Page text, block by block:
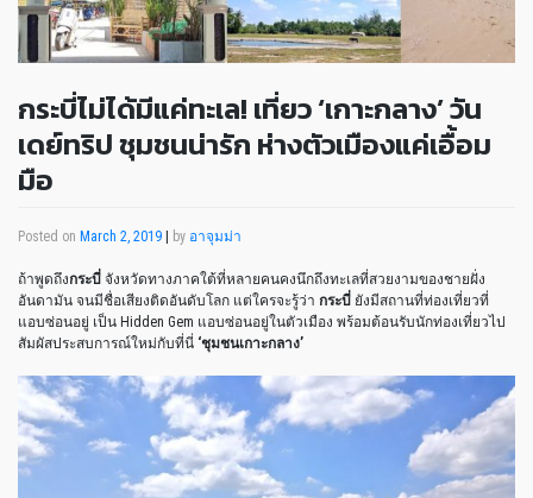
กระบี่ไม่ได้มีแค่ทะเล! เที่ยว ‘เกาะกลาง’ วัน
เดย์ทริป ชุมชนน่ารัก ห่างตัวเมืองแค่เอื้อม
มือ
Posted on March 2, 2019 | by อาจุมม่า
ถ้าพูดถึงกระบี่ จังหวัดทางภาคใต้ที่หลายคนคงนึกถึงทะเลที่สวยงามของชายฝั่ง
อันดามัน จนมีชื่อเสียงติดอันดับโลก แต่ใครจะรู้ว่า กระบี่ ยังมีสถานที่ท่องเที่ยวที่
แอบซ่อนอยู่ เป็น Hidden Gem แอบซ่อนอยู่ในตัวเมือง พร้อมต้อนรับนักท่องเที่ยวไป
สัมผัสประสบการณ์ใหม่กับที่นี่ ‘ชุมชนเกาะกลาง’